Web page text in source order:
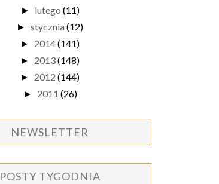
► lutego (11)
► stycznia (12)
► 2014(141)
► 2013(148)
► 2012 (144)
► 2011 (26)
NEWSLETTER
POSTY TYGODNIA